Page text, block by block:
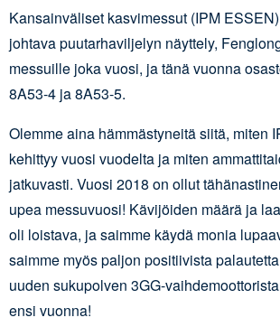
Kansainväliset kasvimessut (IPM
johtava puutarhaviljelyn näyttely,
messuille joka vuosi, ja tänä vuonna
8A53-4 ja 8A53-5.
Olemme aina hämmästyneitä siitä, miten
kehittyy vuosi vuodelta ja miten
jatkuvasti. Vuosi 2018 on ollut
upea messuvuosi! Kävijöiden määrä ja
oli loistava, ja saimme käydä monia
saimme myös paljon positiivista
uuden sukupolven 3GG-
ensi vuonna!